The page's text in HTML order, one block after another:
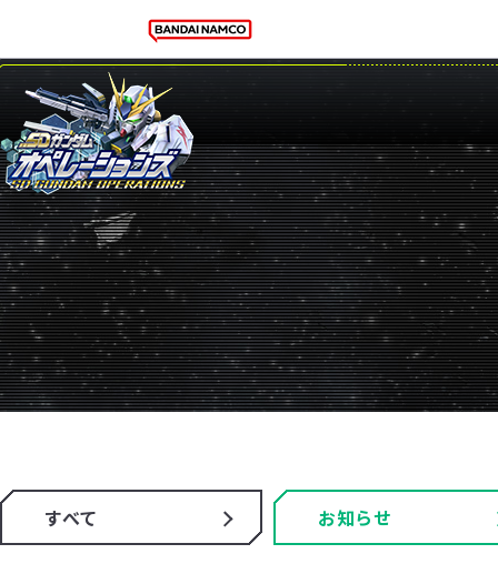
すべて お知らせ